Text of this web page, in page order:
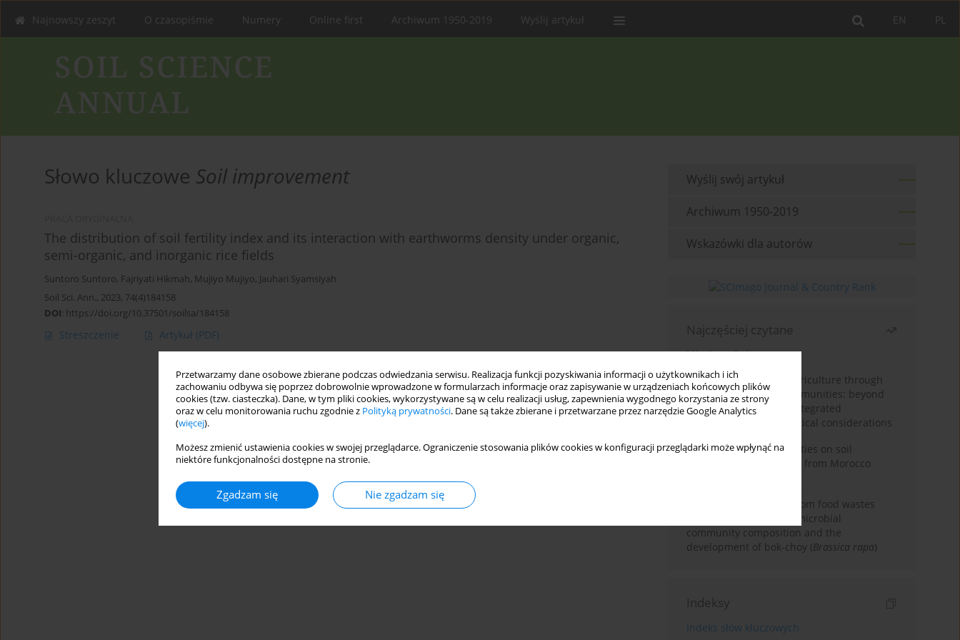
Przetwarzamy dane osobowe zbierane podczas odwiedzania serwisu. Realizacja funkcji pozyskiwania informacji o użytkownikach i ich
zachowaniu odbywa się poprzez dobrowolnie wprowadzone w formularzach informacje oraz zapisywanie w urządzeniach końcowych plików
cookies (tzw. ciasteczka). Dane, w tym pliki cookies, wykorzystywane są w celu realizacji usług, zapewnienia wygodnego korzystania ze strony
oraz w celu monitorowania ruchu zgodnie z Polityką prywatności. Dane są także zbierane i przetwarzane przez narzędzie Google Analytics
(więcej).
Możesz zmienić ustawienia cookies w swojej przeglądarce. Ograniczenie stosowania plików cookies w konfiguracji przeglądarki może wpłynąć na
niektóre funkcjonalności dostępne na stronie.
Zgadzam się Nie zgadzam się
PL
EN
Najnowszy zeszyt O czasopiśmie Numery Online first Archiwum 1950-2019 Wyślij artykuł
Słowo kluczowe Soil improvement
The distribution of soil fertility index and its interaction with earthworms density under organic,
semi-organic, and inorganic rice fields
Suntoro Suntoro, Fajriyati Hikmah, Mujiyo Mujiyo, Jauhari Syamsiyah
Soil Sci. Ann., 2023, 74(4)184158
DOI: https://doi.org/10.37501/soilsa/184158
Streszczenie Artykuł (PDF)
Wyślij swój artykuł
Archiwum 1950-2019
Wskazówki dla autorów
Najczęściej czytane
Miesiąc
Rok
Towards sustainable agriculture through
synthetic microbial communities: beyond
multifunctional roles, integrated
applications, and ecological considerations
Impacts of mining activities on soil
properties: case studies from Morocco
Bio-organic fertilizers from food wastes
induce changes in soil microbial
community composition and the
development of bok-choy (Brassica rapa)
Indeksy
Indeks słów kluczowych